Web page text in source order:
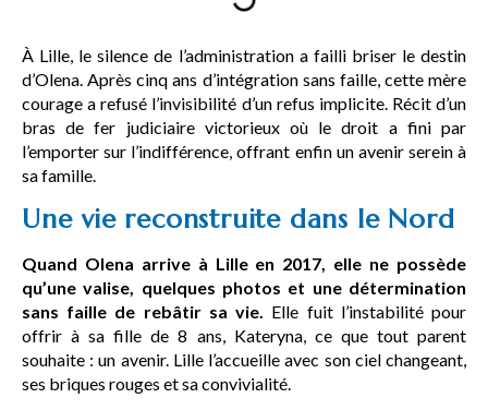
À Lille, le silence de l’administration a failli briser le destin
d’Olena. Après cinq ans d’intégration sans faille, cette mère
courage a refusé l’invisibilité d’un refus implicite. Récit d’un
bras de fer judiciaire victorieux où le droit a fini par
l’emporter sur l’indifférence, offrant enfin un avenir serein à
sa famille.
Une vie reconstruite dans le Nord
Quand Olena arrive à Lille en 2017, elle ne possède
qu’une valise, quelques photos et une détermination
sans faille de rebâtir sa vie. Elle fuit l’instabilité pour
offrir à sa fille de 8 ans, Kateryna, ce que tout parent
souhaite : un avenir. Lille l’accueille avec son ciel changeant,
ses briques rouges et sa convivialité.